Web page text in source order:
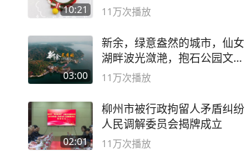
10:21 11万次播放
03:00
新余，绿意盎然的城市，仙女
湖畔波光潋滟，抱石公园文化
深邃……
11万次播放
02:01
柳州市被行政拘留人矛盾纠纷
人民调解委员会揭牌成立
11万次播放